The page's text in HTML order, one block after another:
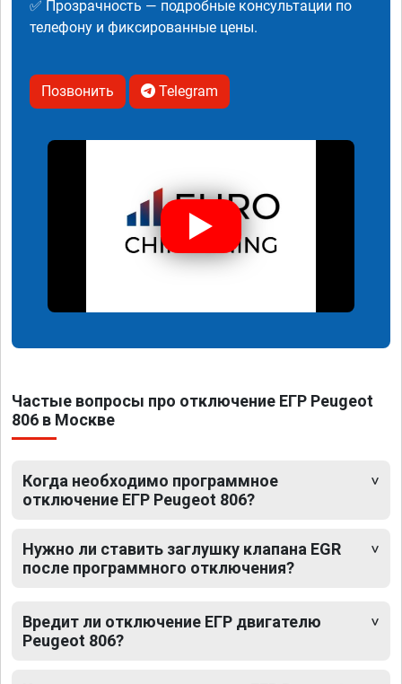
✅ Прозрачность — подробные консультации по
телефону и фиксированные цены.
Позвонить Telegram
Частые вопросы про отключение ЕГР Peugeot
806 в Москве
Когда необходимо программное
отключение ЕГР Peugeot 806?
Нужно ли ставить заглушку клапана EGR
после программного отключения?
Вредит ли отключение ЕГР двигателю
Peugeot 806?